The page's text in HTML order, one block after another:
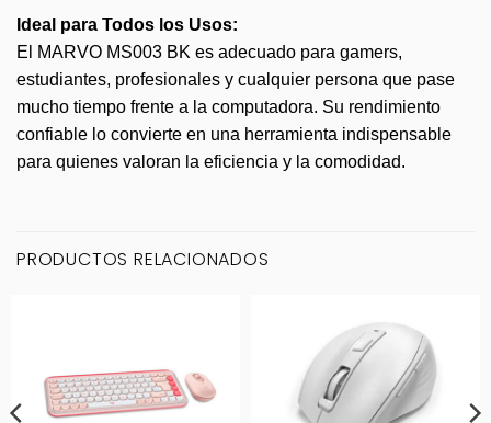
Ideal para Todos los Usos:
El MARVO MS003 BK es adecuado para gamers,
estudiantes, profesionales y cualquier persona que pase
mucho tiempo frente a la computadora. Su rendimiento
confiable lo convierte en una herramienta indispensable
para quienes valoran la eficiencia y la comodidad.
PRODUCTOS RELACIONADOS